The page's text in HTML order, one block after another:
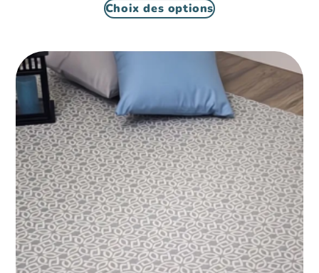
Choix des options